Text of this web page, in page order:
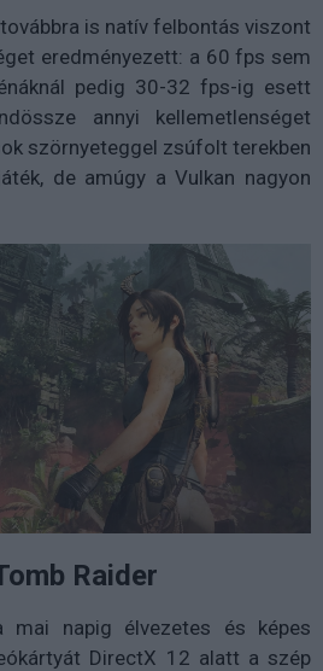
is natív felbontás viszont
eredményezett: a 60 fps sem
pedig 30-32 fps-ig esett
annyi kellemetlenséget
szörnyeteggel zsúfolt terekben
de amúgy a Vulkan nagyon
Raider
napig élvezetes és képes
DirectX 12 alatt a szép